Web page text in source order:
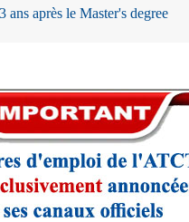
ans après le Master's degree